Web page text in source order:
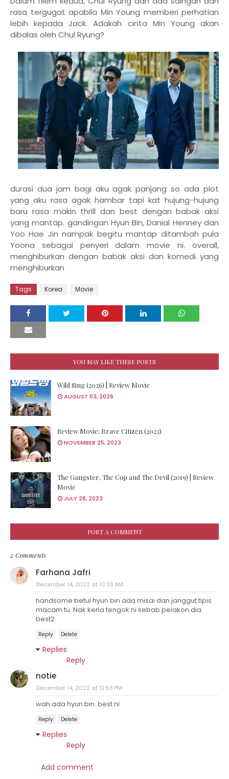
rasa tergugat apabila Min Young memberi perhatian
lebih kepada Jack. Adakah cinta Min Young akan
dibalas oleh Chul Ryung?
durasi dua jam bagi aku agak panjang so ada plot
yang aku rasa agak hambar tapi kat hujung-hujung
baru rasa makin thrill dan best dengan babak aksi
yang mantap. gandingan Hyun Bin, Danial Henney dan
Yoo Hae Jin nampak begitu mantap ditambah pula
Yoona sebagai penyeri dalam movie ni. overall,
menghiburkan dengan babak aksi dan komedi yang
menghiburkan
Tags Korea Movie
YOU MAY LIKE THESE POSTS
Wild Sing (2026) | Review Movie
AUGUST 03, 2026
Review Movie: Brave Citizen (2023)
NOVEMBER 25, 2023
The Gangster, The Cop and The Devil (2019) | Review
Movie
JULY 28, 2023
POST A COMMENT
2 Comments
Farhana Jafri
December 14, 2022 at 10:39 AM
handsome betul hyun bin ada misai dan janggut tipis
macam tu. Nak kena tengok ni sebab pelakon dia
best2
Reply Delete
Replies
Reply
notie
December 14, 2022 at 12:53 PM
wah ada hyun bin. best ni
Reply Delete
Replies
Reply
Add comment